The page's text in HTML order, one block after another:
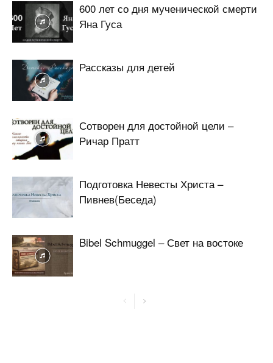
600 лет со дня мученической смерти
Яна Гуса
Рассказы для детей
Сотворен для достойной цели –
Ричар Пратт
Подготовка Невесты Христа –
Пивнев(Беседа)
Bibel Schmuggel – Свет на востоке